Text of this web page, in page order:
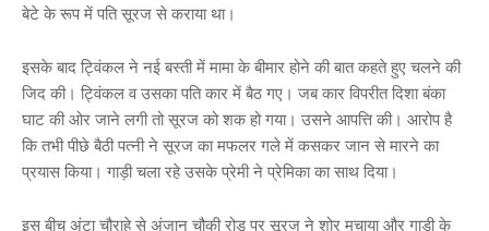
बेटे के रूप में पति सूरज से कराया था।
इसके बाद ट्विंकल ने नई बस्ती में मामा के बीमार होने की बात कहते हुए चलने की
जिद की। ट्विंकल व उसका पति कार में बैठ गए। जब कार विपरीत दिशा बंका
घाट की ओर जाने लगी तो सूरज को शक हो गया। उसने आपत्ति की। आरोप है
कि तभी पीछे बैठी पत्नी ने सूरज का मफलर गले में कसकर जान से मारने का
प्रयास किया। गाड़ी चला रहे उसके प्रेमी ने प्रेमिका का साथ दिया।
इस बीच अंटा चौराहे से अंजान चौकी रोड पर सूरज ने शोर मचाया और गाड़ी के